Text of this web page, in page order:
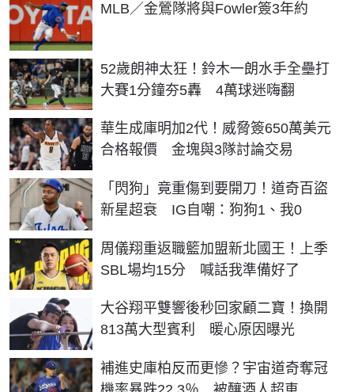
MLB／金鶯隊將與Fowler簽3年約
52歲朗神太狂！鈴木一朗水手全壘打
大賽1分鐘夯5轟 4萬球迷嗨翻
華生成庫明加2代！威脅簽650萬美元
合格報價 金塊與3隊討論交易
「閃狗」竟重傷到要開刀！道奇百盜
新星超衰 IG自嘲：狗狗1、我0
周儀翔重返職籃加盟新北國王！上季
SBL場均15分 喊話我準備好了
大谷翔平雙響後秒回家顧二寶！換開
813萬大型賓利 暖心原因曝光
補進史庫柏反而更慘？宇宙道奇奪冠